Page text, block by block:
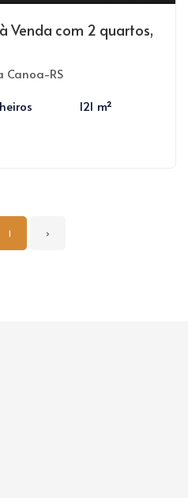
Venda com 2 quartos,
Canoa-RS
121 m²
1 ›